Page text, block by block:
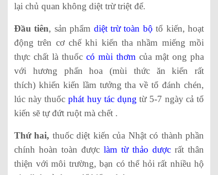
lại chủ quan không diệt trừ triệt để.
Đầu tiên, sản phẩm diệt trừ toàn bộ tổ kiến, hoạt
động trên cơ chế khi kiến tha nhầm miếng mồi
thực chất là thuốc có mùi thơm của mật ong pha
với hương phấn hoa (mùi thức ăn kiến rất
thích) khiến kiến lầm tưởng tha về tổ đánh chén,
lúc này thuốc phát huy tác dụng từ 5-7 ngày cả tổ
kiến sẽ tự đứt ruột mà chết .
Thứ hai, thuốc diệt kiến của Nhật có thành phần
chính hoàn toàn được làm từ thảo dược rất thân
thiện với môi trường, bạn có thể hỏi rất nhiều hộ